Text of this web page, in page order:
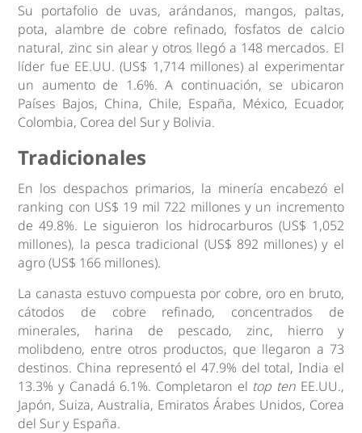
Su portafolio de uvas, arándanos, mangos, paltas,
pota, alambre de cobre refinado, fosfatos de calcio
natural, zinc sin alear y otros llegó a 148 mercados. El
líder fue EE.UU. (US$ 1,714 millones) al experimentar
un aumento de 1.6%. A continuación, se ubicaron
Países Bajos, China, Chile, España, México, Ecuador,
Colombia, Corea del Sur y Bolivia.
Tradicionales
En los despachos primarios, la minería encabezó el
ranking con US$ 19 mil 722 millones y un incremento
de 49.8%. Le siguieron los hidrocarburos (US$ 1,052
millones), la pesca tradicional (US$ 892 millones) y el
agro (US$ 166 millones).
La canasta estuvo compuesta por cobre, oro en bruto,
cátodos de cobre refinado, concentrados de
minerales, harina de pescado, zinc, hierro y
molibdeno, entre otros productos, que llegaron a 73
destinos. China representó el 47.9% del total, India el
13.3% y Canadá 6.1%. Completaron el top tenEE.UU.,
Japón, Suiza, Australia, Emiratos Árabes Unidos, Corea
del Sur y España.